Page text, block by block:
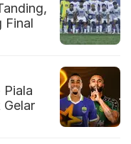
Final
Gelar